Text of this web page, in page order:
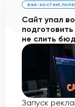
ВЭБ-ХОСТИНГ,
Сайт упал
не слить
Запуск